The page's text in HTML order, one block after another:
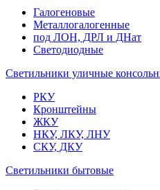
Галогеновые
Металлогалогенные
под ЛОН, ДРЛ и ДНат
Светодиодные
Светильники уличные
РКУ
Кронштейны
ЖКУ
НКУ, ЛКУ, ЛНУ
СКУ, ДКУ
Светильники бытовые